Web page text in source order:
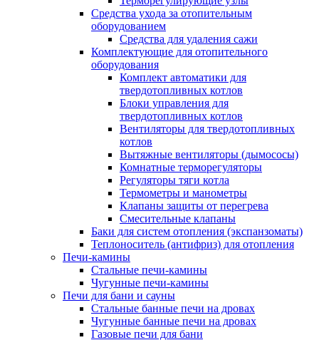
Средства ухода за отопительным
оборудованием
Средства для удаления сажи
Комплектующие для отопительного
оборудования
Комплект автоматики для
твердотопливных котлов
Блоки управления для
твердотопливных котлов
Вентиляторы для твердотопливных
котлов
Вытяжные вентиляторы (дымососы)
Комнатные терморегуляторы
Регуляторы тяги котла
Термометры и манометры
Клапаны защиты от перегрева
Смесительные клапаны
Баки для систем отопления (экспанзоматы)
Теплоноситель (антифриз) для отопления
Печи-камины
Стальные печи-камины
Чугунные печи-камины
Печи для бани и сауны
Стальные банные печи на дровах
Чугунные банные печи на дровах
Газовые печи для бани